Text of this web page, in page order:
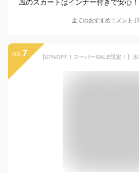
風のスカートはインナー付きで安心！
全てのおすすめコメント (1
no. 7